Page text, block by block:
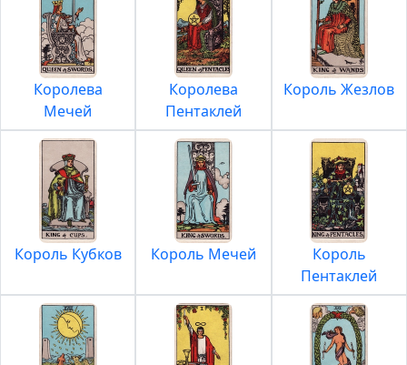
Королева
Мечей
Королева
Пентаклей
Король Жезлов
Король Кубков Король Мечей
Король
Пентаклей